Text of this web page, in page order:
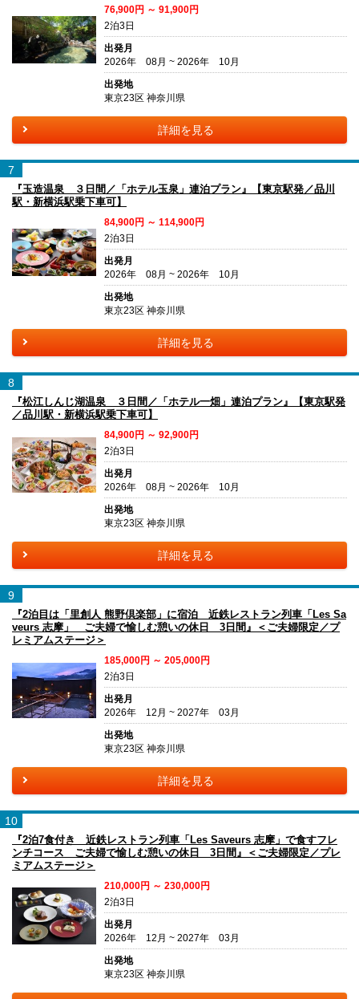
76,900円 ～ 91,900円
2泊3日
出発月
2026年 08月 ~ 2026年 10月
出発地
東京23区 神奈川県
詳細を見る
7
『玉造温泉 ３日間／「ホテル玉泉」連泊プラン』【東京駅発／品川
駅・新横浜駅乗下車可】
84,900円 ～ 114,900円
2泊3日
出発月
2026年 08月 ~ 2026年 10月
出発地
東京23区 神奈川県
詳細を見る
8
『松江しんじ湖温泉 ３日間／「ホテル一畑」連泊プラン』【東京駅発
／品川駅・新横浜駅乗下車可】
84,900円 ～ 92,900円
2泊3日
出発月
2026年 08月 ~ 2026年 10月
出発地
東京23区 神奈川県
詳細を見る
9
『2泊目は「里創人 熊野倶楽部」に宿泊 近鉄レストラン列車「Les Sa
veurs 志摩」 ご夫婦で愉しむ憩いの休日 3日間』＜ご夫婦限定／プ
レミアムステージ＞
185,000円 ～ 205,000円
2泊3日
出発月
2026年 12月 ~ 2027年 03月
出発地
東京23区 神奈川県
詳細を見る
10
『2泊7食付き 近鉄レストラン列車「Les Saveurs 志摩」で食すフレ
ンチコース ご夫婦で愉しむ憩いの休日 3日間』＜ご夫婦限定／プレ
ミアムステージ＞
210,000円 ～ 230,000円
2泊3日
出発月
2026年 12月 ~ 2027年 03月
出発地
東京23区 神奈川県